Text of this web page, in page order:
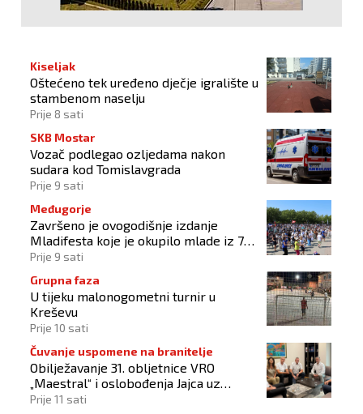
Kiseljak
Oštećeno tek uređeno dječje igralište u
stambenom naselju
Prije 8 sati
SKB Mostar
Vozač podlegao ozljedama nakon
sudara kod Tomislavgrada
Prije 9 sati
Međugorje
Završeno je ovogodišnje izdanje
Mladifesta koje je okupilo mlade iz 73
zemlje svijeta
Prije 9 sati
Grupna faza
U tijeku malonogometni turnir u
Kreševu
Prije 10 sati
Čuvanje uspomene na branitelje
Obilježavanje 31. obljetnice VRO
„Maestral“ i oslobođenja Jajca uz
pokroviteljstvo HNS-a BiH
Prije 11 sati